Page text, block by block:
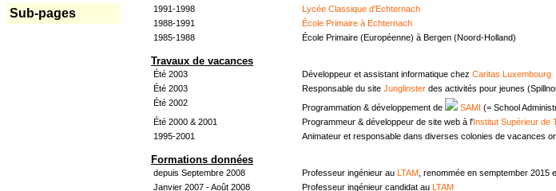
Sub-pages
1991-1998
Lycée Classique d'Echternach
1988-1991
École Primaire à Echternach
1985-1988
École Primaire (Européenne) à Bergen (Noord-Holland)
Travaux de vacances
Été 2003 Développeur et assistant informatique chez Caritas Luxembourg
Été 2003
Responsable du site Junglinster des activités pour jeunes
Été 2002
Programmation & développement de SAMI (= School
Été 2000 & 2001
Programmeur & développeur de site web à l'Institut Supérieur de
1995-2001
Animateur et responsable dans diverses colonies de vacances
Formations données
depuis Septembre 2008 Professeur ingénieur au LTAM , renommée en semptember 2015
Janvier 2007 - Août 2008
Professeur ingénieur candidat au
LTAM